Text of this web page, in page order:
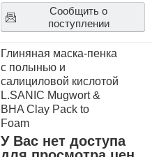
Сообщить о
поступлении
Глиняная маска-пенка
с полынью и
салициловой кислотой
L.SANIC Mugwort &
BHA Clay Pack to
Foam
У Вас нет доступа